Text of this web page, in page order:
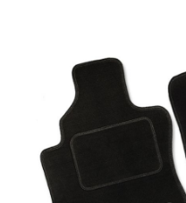
images
gallery